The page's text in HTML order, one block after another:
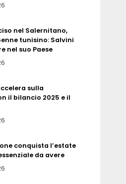
nel Salernitano,
tunisino: Salvini
nel suo Paese
sulla
il bilancio 2025 e il
conquista l’estate
da avere